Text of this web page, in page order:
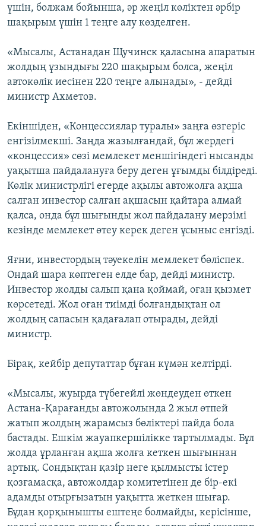
үшін, болжам бойынша, әр жеңіл көліктен әрбір
шақырым үшін 1 теңге алу көзделген.
«Мысалы, Астанадан Щучинск қаласына апаратын
жолдың ұзындығы 220 шақырым болса, жеңіл
автокөлік иесінен 220 теңге алынады», - дейді
министр Ахметов.
Екіншіден, «Концессиялар туралы» заңға өзгеріс
енгізілмекші. Заңда жазылғандай, бұл жердегі
«концессия» сөзі мемлекет меншігіндегі нысанды
уақытша пайдалануға беру деген ұғымды білдіреді.
Көлік министрлігі егерде ақылы автожолға ақша
салған инвестор салған ақшасын қайтара алмай
қалса, онда бұл шығынды жол пайдалану мерзімі
кезінде мемлекет өтеу керек деген ұсыныс енгізді.
Яғни, инвестордың тәуекелін мемлекет бөліспек.
Ондай шара көптеген елде бар, дейді министр.
Инвестор жолды салып қана қоймай, оған қызмет
көрсетеді. Жол оған тиімді болғандықтан ол
жолдың сапасын қадағалап отырады, дейді
министр.
Бірақ, кейбір депутаттар бұған күмән келтірді.
«Мысалы, жуырда түбегейлі жөндеуден өткен
Астана-Қарағанды автожолында 2 жыл өтпей
жатып жолдың жарамсыз бөліктері пайда бола
бастады. Ешкім жауапкершілікке тартылмады. Бұл
жолда ұрланған ақша жолға кеткен шығыннан
артық. Сондықтан қазір неге қылмысты істер
қозғамасқа, автожолдар комитетінен де бір-екі
адамды отырғызатын уақытта жеткен шығар.
Бұдан қорқынышты ештеңе болмайды, керісінше,